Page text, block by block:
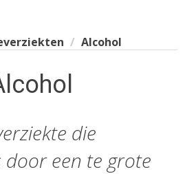
Alcohol
die
een te grote